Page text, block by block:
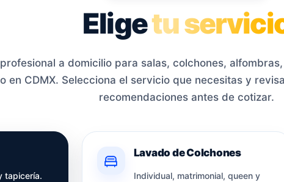
Eligetu
a domicilio para salas, colchones,
en CDMX. Selecciona el servicio que necesitas y
recomendaciones antes de cotizar.
tapicería.
Lavado de Colchones
Individual, matrimonial, queen y